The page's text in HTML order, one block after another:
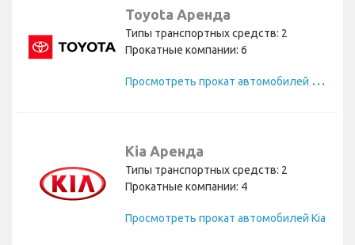
Toyota Аренда
Типы транспортных средств: 2
Прокатные компании: 6
П
росмотреть прокат автомобилей Toyota
Kia Аренда
Типы транспортных средств: 2
Прокатные компании: 4
Просмотреть прокат автомобилей Kia